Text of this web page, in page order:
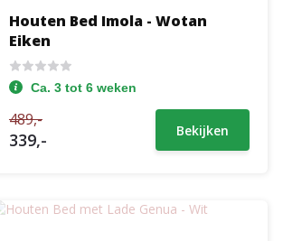
Houten Bed Imola - Wotan
Eiken
Ca. 3 tot 6 weken
489,-
339,- Bekijken